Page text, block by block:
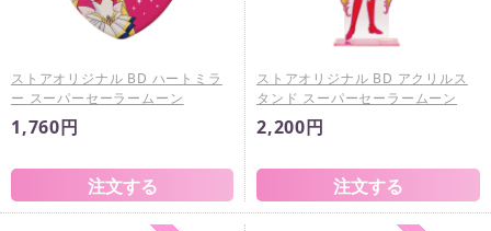
ストアオリジナル BD ハートミラ
ー スーパーセーラームーン
1,760円
ストアオリジナル BD アクリルス
タンド スーパーセーラームーン
2,200円